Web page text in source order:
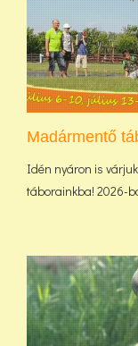
Madármentő
Idén nyáron is
táborainkba! 2026-